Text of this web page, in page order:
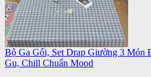
Bộ Ga Gối, Set Drap Giường 3 Món
Gu, Chill Chuẩn Mood